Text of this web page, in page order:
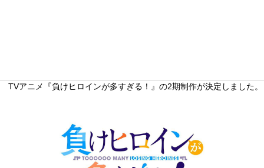
TVアニメ『負けヒロインが多すぎる！』の2期制作が決定しました。